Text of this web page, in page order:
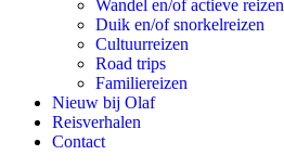
Wandel en/of actieve reizen
Duik en/of snorkelreizen
Cultuurreizen
Road trips
Familiereizen
Nieuw bij Olaf
Reisverhalen
Contact